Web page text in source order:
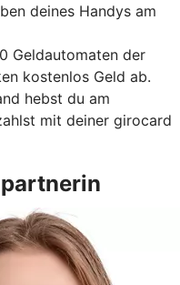
deines Handys am
Geldautomaten der
kostenlos Geld ab.
hebst du am
mit deiner girocard